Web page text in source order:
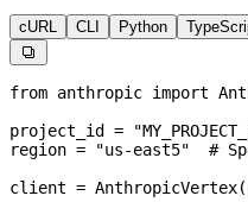
cURL CLI Python

from anthropic import
project_id =
region = "us-east5"
#
client = AnthropicVertex(